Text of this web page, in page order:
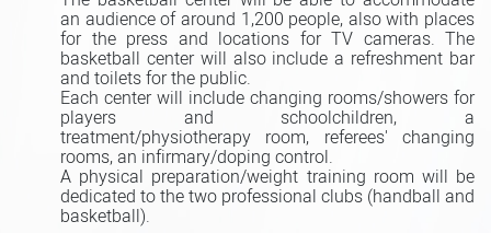
an audience of around 1,200 people, also with places
for the press and locations for TV cameras. The
basketball center will also include a refreshment bar
and toilets for the public.
Each center will include changing rooms/showers for
players and schoolchildren, a
treatment/physiotherapy room, referees' changing
rooms, an infirmary/doping control.
A physical preparation/weight training room will be
dedicated to the two professional clubs (handball and
basketball).